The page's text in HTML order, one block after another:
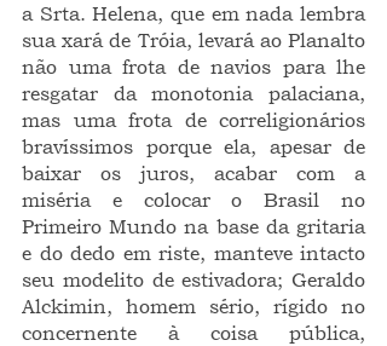
a Srta. Helena, que em nada lembra
sua xará de Tróia, levará ao Planalto
não uma frota de navios para lhe
resgatar da monotonia palaciana,
mas uma frota de correligionários
bravíssimos porque ela, apesar de
baixar os juros, acabar com a
miséria e colocar o Brasil no
Primeiro Mundo na base da gritaria
e do dedo em riste, manteve intacto
seu modelito de estivadora; Geraldo
Alckimin, homem sério, rígido no
concernente à coisa pública,